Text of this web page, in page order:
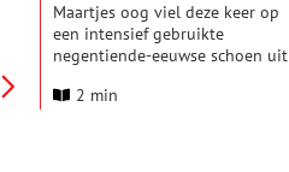
Maartjes oog viel deze keer op
een intensief gebruikte
negentiende-eeuwse schoen uit
opgraving aan de Bloemstraat
2 min